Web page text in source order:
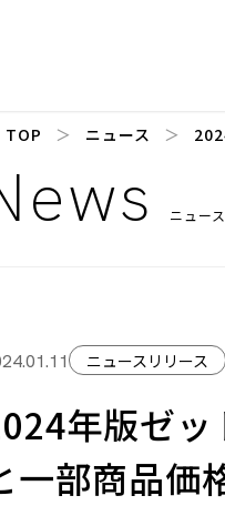
ニュース
TOP ニュース
ニュースリリース
年版ゼッ
⼀部商品価